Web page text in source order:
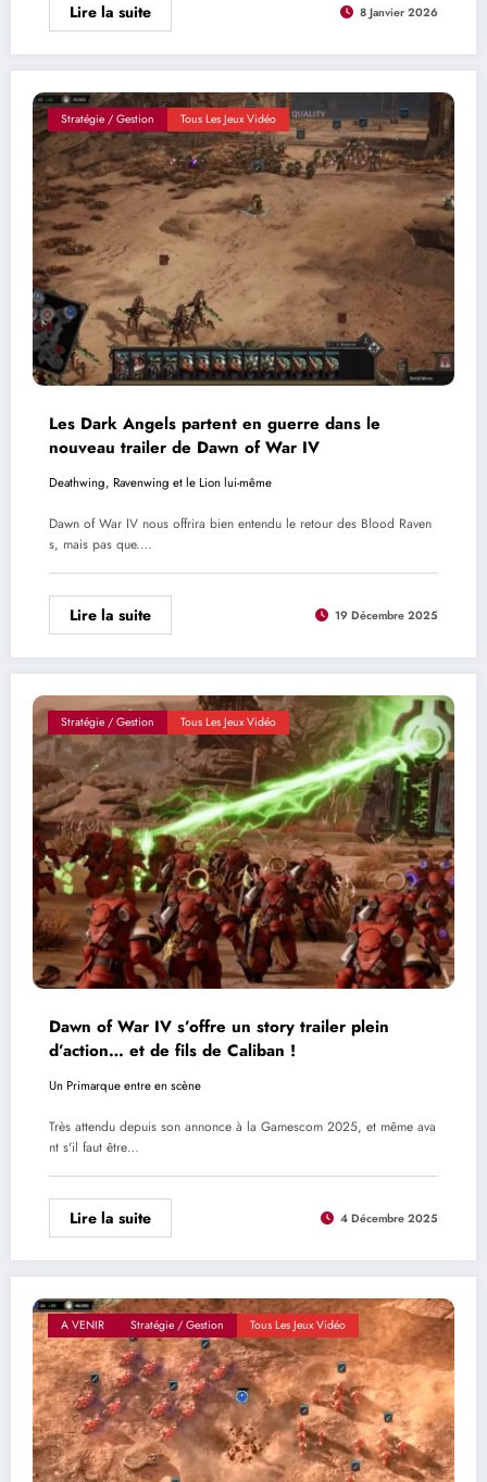
Lire la suite 8 Janvier 2026
Stratégie / Gestion Tous Les Jeux Vidéo
Les Dark Angels partent en guerre dans le
nouveau trailer de Dawn of War IV
Deathwing, Ravenwing et le Lion lui-même
Dawn of War IV nous offrira bien entendu le retour des Blood Raven
s, mais pas que.…
Lire la suite 19 Décembre 2025
Stratégie / Gestion Tous Les Jeux Vidéo
Dawn of War IV s’offre un story trailer plein
d’action… et de fils de Caliban !
Un Primarque entre en scène
Très attendu depuis son annonce à la Gamescom 2025, et même ava
nt s'il faut être…
Lire la suite 4 Décembre 2025
A VENIR Stratégie / Gestion Tous Les Jeux Vidéo